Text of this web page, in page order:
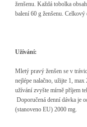
ženšenu. Každá tobolka
balení 60 g ženšenu.
Užívání:
Mletý pravý ženšen se v
nejlépe nalačno, užijte 1,
užívání zvyšte mírně příjem
Doporučená denní dávka je
(stanoveno EU) 2000 mg.